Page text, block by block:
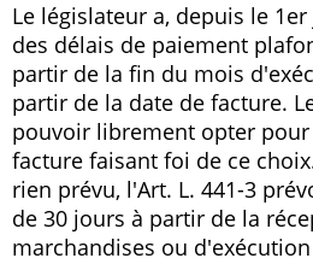
Le législateur a, depuis le
des délais de paiement
partir de la fin du mois
partir de la date de facture.
pouvoir librement opter
facture faisant foi de ce
rien prévu, l'Art. L. 441-3
de 30 jours à partir de la
marchandises ou